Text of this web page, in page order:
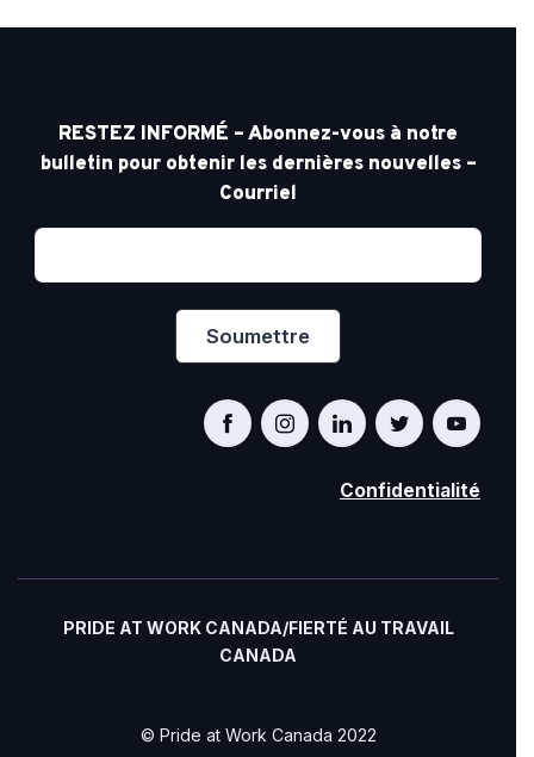
RESTEZ INFORMÉ – Abonnez-vous à notre
bulletin pour obtenir les dernières nouvelles –
Courriel
Confidentialité
PRIDE AT WORK CANADA/FIERTÉ AU TRAVAIL
CANADA
© Pride at Work Canada 2022